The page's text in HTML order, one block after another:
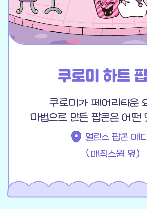
쿠로미가 페어리타운
마법으로 만든 팝콘은 어떤
멀린스 팝콘 매
(매직스윙 옆)